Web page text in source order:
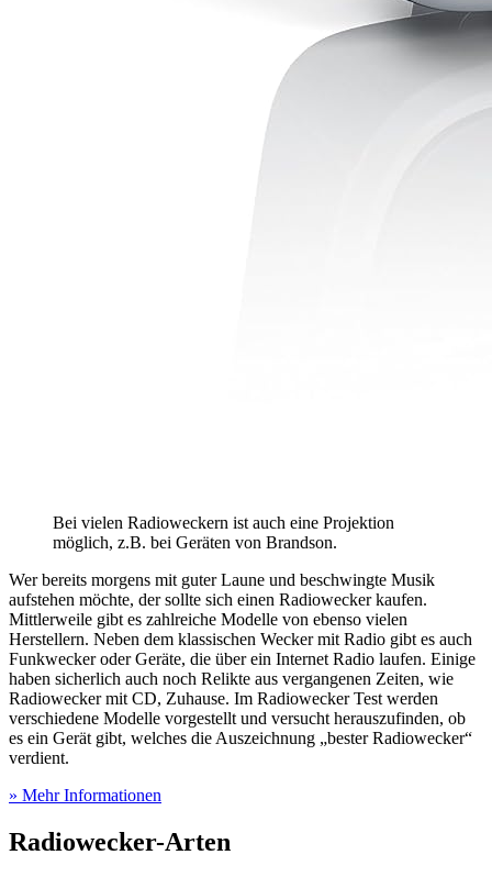
Bei vielen Radioweckern ist auch eine Projektion
möglich, z.B. bei Geräten von Brandson.
Wer bereits morgens mit guter Laune und beschwingte Musik
aufstehen möchte, der sollte sich einen Radiowecker kaufen.
Mittlerweile gibt es zahlreiche Modelle von ebenso vielen
Herstellern. Neben dem klassischen Wecker mit Radio gibt es auch
Funkwecker oder Geräte, die über ein Internet Radio laufen. Einige
haben sicherlich auch noch Relikte aus vergangenen Zeiten, wie
Radiowecker mit CD, Zuhause. Im Radiowecker Test werden
verschiedene Modelle vorgestellt und versucht herauszufinden, ob
es ein Gerät gibt, welches die Auszeichnung „bester Radiowecker“
verdient.
» Mehr Informationen
Radiowecker-Arten